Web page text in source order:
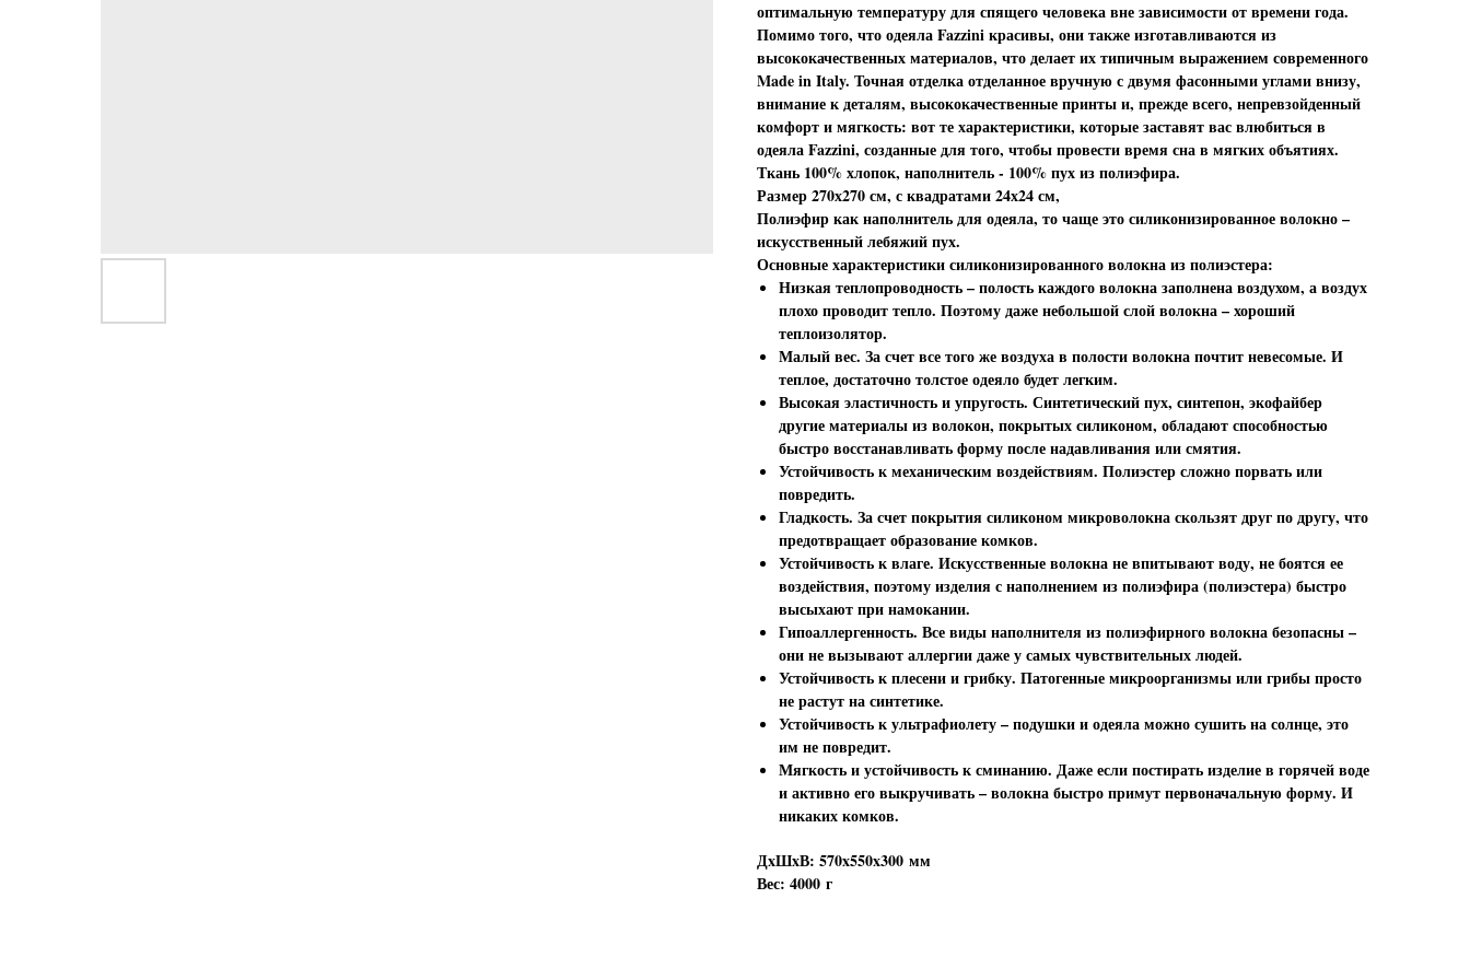
оптимальную температуру для спящего человека вне зависимости от времени года.
Помимо того, что одеяла Fazzini красивы, они также изготавливаются из
высококачественных материалов, что делает их типичным выражением современного
Made in Italy. Точная отделка отделанное вручную с двумя фасонными углами внизу,
внимание к деталям, высококачественные принты и, прежде всего, непревзойденный
комфорт и мягкость: вот те характеристики, которые заставят вас влюбиться в
одеяла Fazzini, созданные для того, чтобы провести время сна в мягких объятиях.
Ткань 100% хлопок, наполнитель - 100% пух из полиэфира.
Размер 270х270 см, с квадратами 24х24 см,
Полиэфир как наполнитель для одеяла, то чаще это силиконизированное волокно –
искусственный лебяжий пух.
Основные характеристики силиконизированного волокна из полиэстера:
Низкая теплопроводность – полость каждого волокна заполнена воздухом, а воздух
плохо проводит тепло. Поэтому даже небольшой слой волокна – хороший
теплоизолятор.
Малый вес. За счет все того же воздуха в полости волокна почтит невесомые. И
теплое, достаточно толстое одеяло будет легким.
Высокая эластичность и упругость. Синтетический пух, синтепон, экофайбер
другие материалы из волокон, покрытых силиконом, обладают способностью
быстро восстанавливать форму после надавливания или смятия.
Устойчивость к механическим воздействиям. Полиэстер сложно порвать или
повредить.
Гладкость. За счет покрытия силиконом микроволокна скользят друг по другу, что
предотвращает образование комков.
Устойчивость к влаге. Искусственные волокна не впитывают воду, не боятся ее
воздействия, поэтому изделия с наполнением из полиэфира (полиэстера) быстро
высыхают при намокании.
Гипоаллергенность. Все виды наполнителя из полиэфирного волокна безопасны –
они не вызывают аллергии даже у самых чувствительных людей.
Устойчивость к плесени и грибку. Патогенные микроорганизмы или грибы просто
не растут на синтетике.
Устойчивость к ультрафиолету – подушки и одеяла можно сушить на солнце, это
им не повредит.
Мягкость и устойчивость к сминанию. Даже если постирать изделие в горячей воде
и активно его выкручивать – волокна быстро примут первоначальную форму. И
никаких комков.
ДxШxВ: 570x550x300 мм
Вес: 4000 г